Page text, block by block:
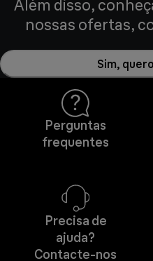
Além disso,
nossas ofertas,
Sim,
Perguntas
frequentes
Precisa de
ajuda?
Contacte-nos